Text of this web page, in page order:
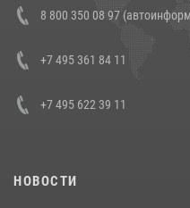
боевого опыта
8 800 350 08 97
+7 495 361 84 11
+7 495 622 39 11
НОВОСТИ